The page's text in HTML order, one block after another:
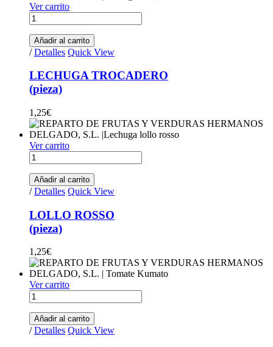
Ver carrito
LECHUGA TROCADERO(pieza) quantity
Añadir al carrito
/ Detalles Quick View
LECHUGA TROCADERO
(pieza)
1,25€
Ver carrito
LOLLO ROSSO(pieza) quantity
Añadir al carrito
/ Detalles Quick View
LOLLO ROSSO
(pieza)
1,25€
Ver carrito
TOMATE KUMATO(1kg) quantity
Añadir al carrito
/ Detalles Quick View